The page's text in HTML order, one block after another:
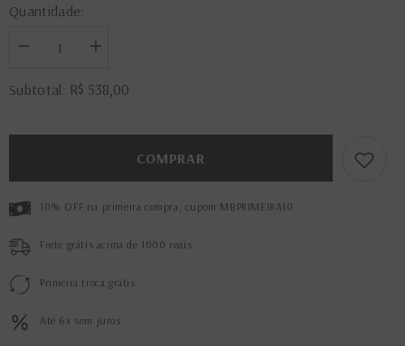
Quantidade:
Diminuir
de
Cacau
Aumentar
de
Cacau
Subtotal: R$ 538,00
COMPRAR
10% OFF na primeira compra, cupom MBPRIMEIRA10
Frete grátis acima de 1000 reais
Primeira troca grátis
Até 6x sem juros